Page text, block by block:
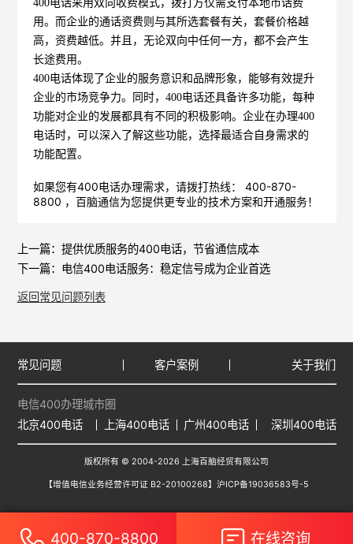
400电话采用双向收费模式，拨打方仅需支付本地市话费
用。而企业的通话资费则与其所选套餐有关，套餐价格越
高，资费越低。并且，无论双向中任何一方，都不会产生
长途费用。
400电话体现了企业的服务意识和品牌形象，能够有效提升
企业的市场竞争力。同时，400电话还具备许多功能，每种
功能对企业的发展都具有不同的积极影响。企业在办理400
电话时，可以深入了解这些功能，选择最适合自身需求的
功能配置。
如果您有400电话办理需求，请拨打热线： 400-870-
8800 ，百脑通信为您提供更专业的技术方案和开通服务！
上一篇： 提供优质服务的400电话，节省通信成本
下一篇： 电信400电话服务：稳定信号成为企业首选
返回常见问题列表
常见问题 客户案例 关于我们
电信400办理城市圈
北京400电话
上海400电话 广州400电话 深圳400电话
版权所有 © 2004-2026 上海百脑经贸有限公司
【增值电信业务经营许可证 B2-20100268】 沪ICP备19036583号-5
400-870-8800 在线咨询